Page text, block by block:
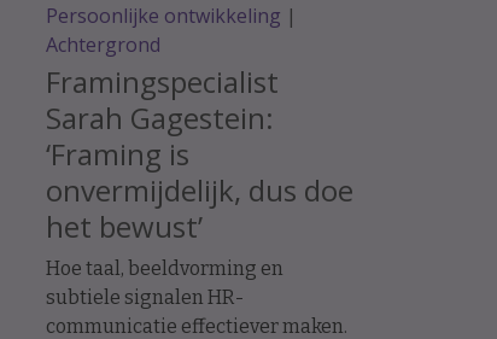
Persoonlijke ontwikkeling |
Achtergrond
Framingspecialist
Sarah Gagestein:
‘Framing is
onvermijdelijk, dus doe
het bewust’
Hoe taal, beeldvorming en
subtiele signalen HR-
communicatie effectiever maken.